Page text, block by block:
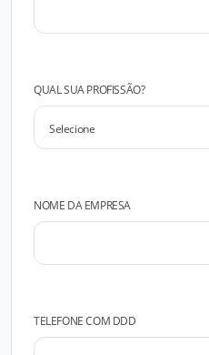
QUAL SUA PROFISSÃO?
NOME DA EMPRESA
TELEFONE COM DDD